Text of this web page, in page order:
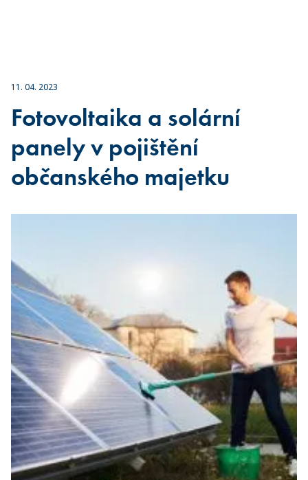
11. 04. 2023
Fotovoltaika a solární
panely v pojištění
občanského majetku